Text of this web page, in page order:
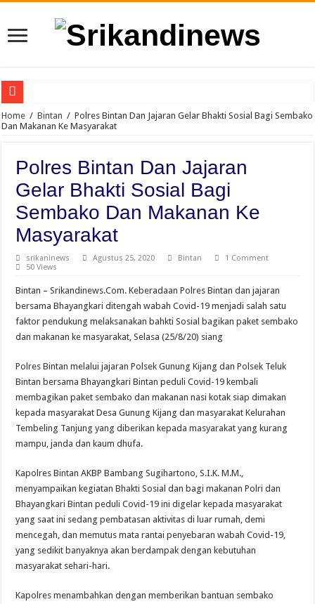
Jambore TK/RA Bandar Khalipah Jadi Teladan di 21 Kecamatan
234 SC Kota Bandung Gelar Aksi Berbagi Sembako, Ringankan Beban
Polda Riau Jangan “Tebang Pilih”, Sawmil di Desa Tapung Lestari Masih
Dikeluarkan dari Grup PLN Menyapa, Srikandinews.com Pertanyakan Sikap
Warga Kecamatan Lubuk Pakam Tanyakan Kapolri : Kapan Kapolresta dan
FORWARSPAM-RI Kritik Pelaksanaan Hari Anak Nasional di Deli Serdang,
Kelalaian Panitia : Menginjak Injak Kewibawaan Bupati Deli Serdang.
WFS: Karang Taruna “Kendaraan” Bagi Kaum Muda untuk Lampung yang Maju
DPD For- WIN Lampung Selatan: Selamat kepada 12 Pejabat JPTP Lampung
Home / Bintan / Polres Bintan Dan Jajaran Gelar Bhakti Sosial Bagi Sembako
Dan Makanan Ke Masyarakat
Polres Bintan Dan Jajaran
Gelar Bhakti Sosial Bagi
Sembako Dan Makanan Ke
Masyarakat
srikaninews Agustus 25, 2020 Bintan
1 Comment
50 Views
Bintan – Srikandinews.Com. Keberadaan Polres Bintan dan jajaran
bersama Bhayangkari ditengah wabah Covid-19 menjadi salah satu
faktor pendukung melaksanakan bahkti Sosial bagikan paket sembako
dan makanan ke masyarakat, Selasa (25/8/20) siang
Polres Bintan melalui jajaran Polsek Gunung Kijang dan Polsek Teluk
Bintan bersama Bhayangkari Bintan peduli Covid-19 kembali
membagikan paket sembako dan makanan nasi kotak siap dimakan
kepada masyarakat Desa Gunung Kijang dan masyarakat Kelurahan
Tembeling Tanjung yang diberikan kepada masyarakat yang kurang
mampu, janda dan kaum dhufa.
Kapolres Bintan AKBP Bambang Sugihartono, S.I.K. M.M.,
menyampaikan kegiatan Bhakti Sosial dan bagi makanan Polri dan
Bhayangkari Bintan peduli Covid-19 ini digelar kepada masyarakat
yang saat ini sedang pembatasan aktivitas di luar rumah, demi
mencegah, dan memutus mata rantai penyebaran wabah Covid-19,
yang sedikit banyaknya akan berdampak dengan kebutuhan
masyarakat sehari-hari.
Kapolres menambahkan dengan memberikan bantuan sembako